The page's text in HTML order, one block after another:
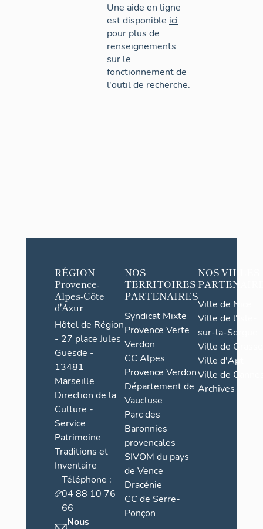
Une aide en ligne
est disponible ici
pour plus de
renseignements
sur le
fonctionnement de
l'outil de recherche.
RÉGION
Provence-
Alpes-Côte
d'Azur
Hôtel de Région
- 27 place Jules
Guesde -
13481
Marseille
Direction de la
Culture -
Service
Patrimoine
Traditions et
Inventaire
Téléphone :
04 88 10 76
66
Nous
NOS
TERRITOIRES
PARTENAIRES
Syndicat Mixte
Provence Verte
Verdon
CC Alpes
Provence Verdon
Département de
Vaucluse
Parc des
Baronnies
provençales
SIVOM du pays
de Vence
Dracénie
CC de Serre-
Ponçon
NOS VILLES
Ville de Nice
Ville de l'Isle-
sur-la-Sorgue
Ville de Grasse
Ville d'Apt
Ville de
Archives